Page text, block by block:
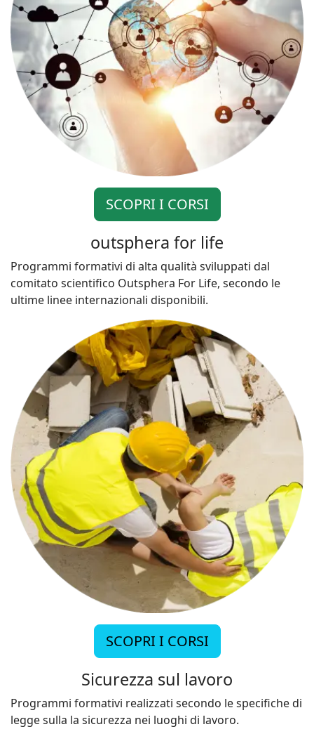
SCOPRI I CORSI
outsphera for life
Programmi formativi di alta qualità sviluppati dal
comitato scientifico Outsphera For Life, secondo le
ultime linee internazionali disponibili.
SCOPRI I CORSI
Sicurezza sul lavoro
Programmi formativi realizzati secondo le specifiche di
legge sulla la sicurezza nei luoghi di lavoro.